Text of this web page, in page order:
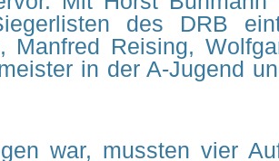
des DRB
Manfred Reising,
in der A-Jugend
war, mussten vier